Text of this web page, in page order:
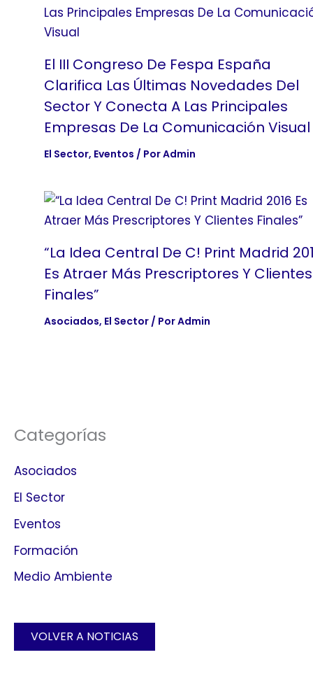
El III Congreso De Fespa España
Clarifica Las Últimas Novedades Del
Sector Y Conecta A Las Principales
Empresas De La Comunicación Visual
El Sector, Eventos / PorAdmin
“La Idea Central De C! Print Madrid
Es Atraer Más Prescriptores Y Clientes
Finales”
Asociados, El Sector/ PorAdmin
Categorías
Asociados
El Sector
Eventos
Formación
Medio Ambiente
VOLVER A NOTICIAS